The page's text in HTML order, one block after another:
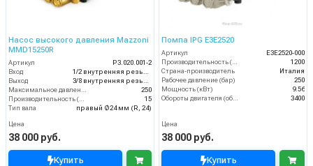
Насос высокого давления Mazzoni
MMD15250R
Артикул
P3.020.001-2
Вход
Выход
250
15
Тип вала
правый Ø24 мм (R, 24)
Цена
38 000 руб.
Купить
Помпа IPG E3E2520
Артикул
E3E2520-000
1200
Страна-производитель
Италия
Рабочее давление (бар)
250
Мощность (кВт)
9.56
3400
Цена
38 000 руб.
Купить